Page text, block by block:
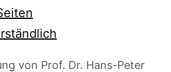
von Prof. Dr. Hans-Peter